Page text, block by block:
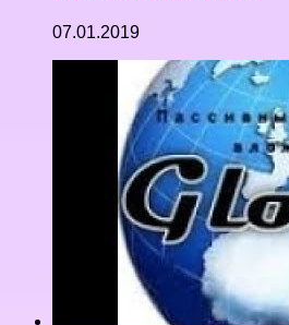
07.01.2019